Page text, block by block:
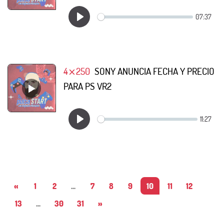
4⨯250 SONY ANUNCIA FECHA Y PRECIO
PARA PS VR2
« 1 2 ... 7 8 9 10 11
12
13
... 30 31 »